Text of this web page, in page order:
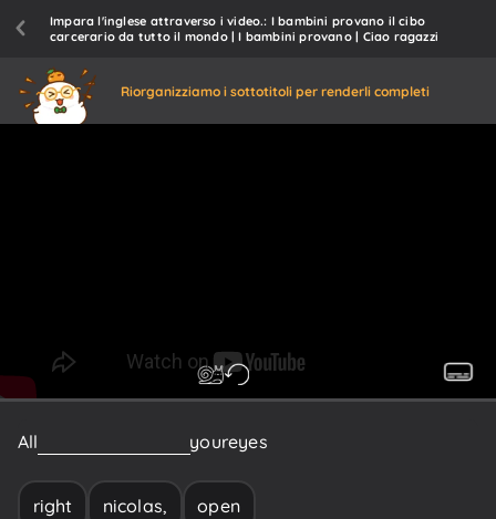
Impara l'inglese attraverso i video.: I bambini provano il cibo
carcerario da tutto il mondo | I bambini provano | Ciao ragazzi
Riorganizziamo i sottotitoli per renderli completi
All youreyes
right nicolas, open